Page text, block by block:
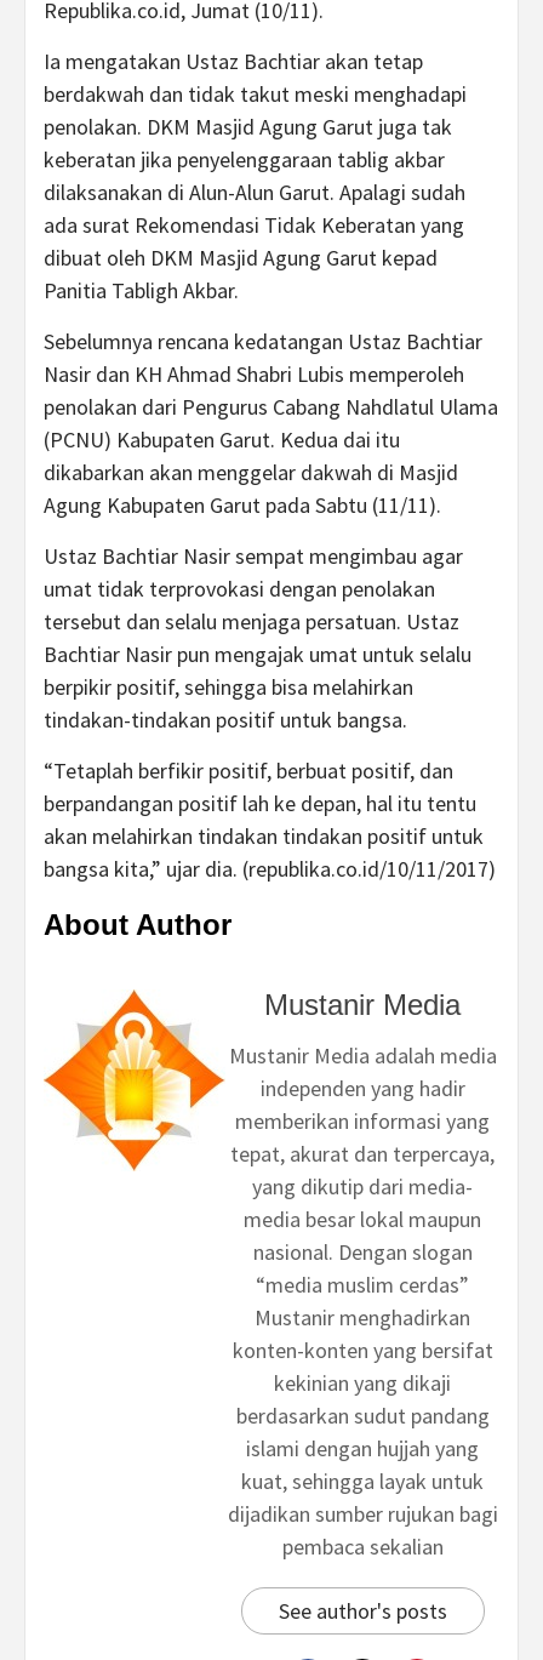
Republika.co.id, Jumat (10/11).
Ia mengatakan Ustaz Bachtiar akan tetap
berdakwah dan tidak takut meski menghadapi
penolakan. DKM Masjid Agung Garut juga tak
keberatan jika penyelenggaraan tablig akbar
dilaksanakan di Alun-Alun Garut. Apalagi sudah
ada surat Rekomendasi Tidak Keberatan yang
dibuat oleh DKM Masjid Agung Garut kepad
Panitia Tabligh Akbar.
Sebelumnya rencana kedatangan Ustaz Bachtiar
Nasir dan KH Ahmad Shabri Lubis memperoleh
penolakan dari Pengurus Cabang Nahdlatul Ulama
(PCNU) Kabupaten Garut. Kedua dai itu
dikabarkan akan menggelar dakwah di Masjid
Agung Kabupaten Garut pada Sabtu (11/11).
Ustaz Bachtiar Nasir sempat mengimbau agar
umat tidak terprovokasi dengan penolakan
tersebut dan selalu menjaga persatuan. Ustaz
Bachtiar Nasir pun mengajak umat untuk selalu
berpikir positif, sehingga bisa melahirkan
tindakan-tindakan positif untuk bangsa.
“Tetaplah berfikir positif, berbuat positif, dan
berpandangan positif lah ke depan, hal itu tentu
akan melahirkan tindakan tindakan positif untuk
bangsa kita,” ujar dia. (republika.co.id/10/11/2017)
About Author
Mustanir Media
Mustanir Media adalah media
independen yang hadir
memberikan informasi yang
tepat, akurat dan terpercaya,
yang dikutip dari media-
media besar lokal maupun
nasional. Dengan slogan
“media muslim cerdas”
Mustanir menghadirkan
konten-konten yang bersifat
kekinian yang dikaji
berdasarkan sudut pandang
islami dengan hujjah yang
kuat, sehingga layak untuk
dijadikan sumber rujukan bagi
pembaca sekalian
See author's posts